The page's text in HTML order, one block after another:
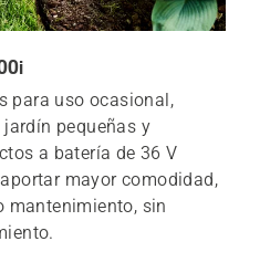
para uso ocasional,
pequeñas y
a batería de 36 V
mayor comodidad,
mantenimiento, sin